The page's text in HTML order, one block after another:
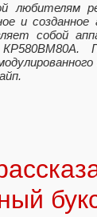
любителям
и
собой
КР580ВМ80А.